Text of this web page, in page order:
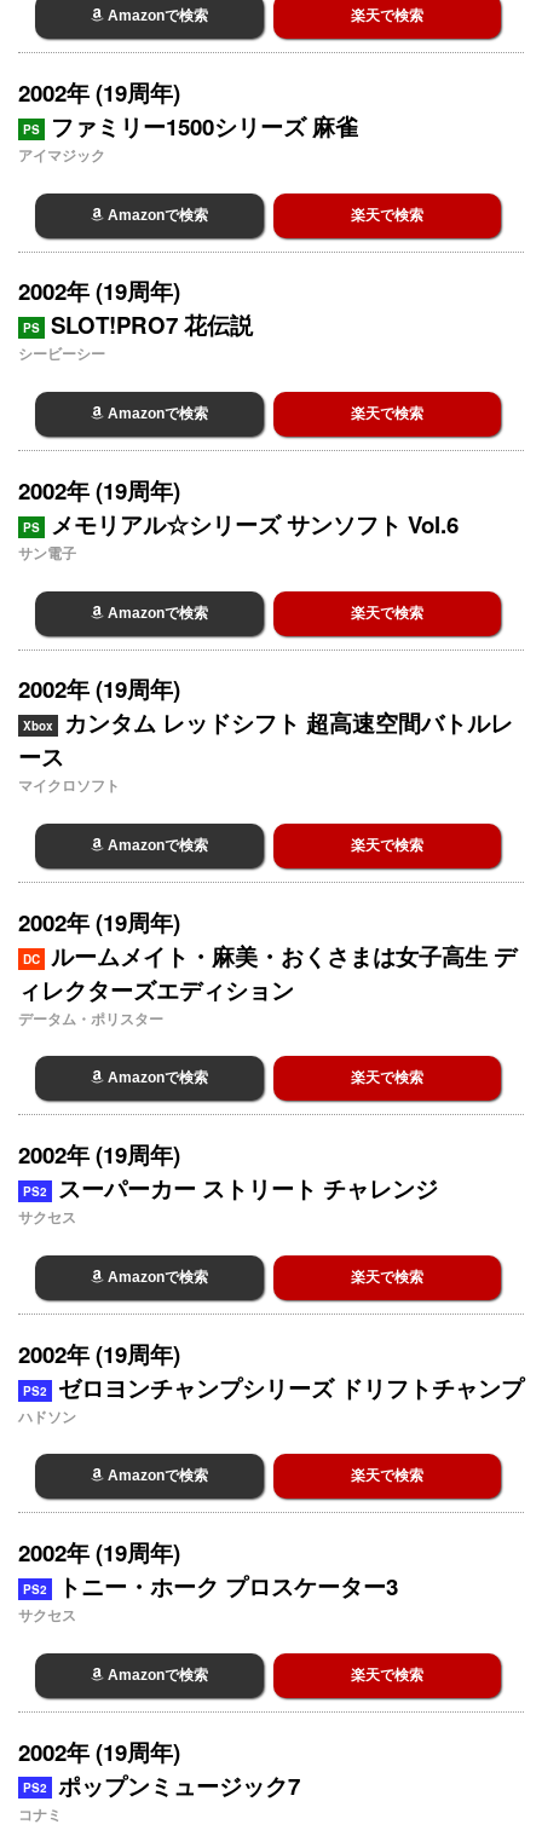
Amazonで検索 楽天で検索
2002年 (19周年)
PS ファミリー1500シリーズ 麻雀
アイマジック
Amazonで検索 楽天で検索
2002年 (19周年)
PS SLOT!PRO7 花伝説
シービーシー
Amazonで検索 楽天で検索
2002年 (19周年)
PS メモリアル☆シリーズ サンソフト Vol.6
サン電子
Amazonで検索 楽天で検索
2002年 (19周年)
Xbox
カンタム レッドシフト 超高速空間バトルレ
ース
マイクロソフト
Amazonで検索 楽天で検索
2002年 (19周年)
DC
ルームメイト・麻美・おくさまは女子高生 デ
ィレクターズエディション
データム・ポリスター
Amazonで検索 楽天で検索
2002年 (19周年)
PS2 スーパーカー ストリート チャレンジ
サクセス
Amazonで検索 楽天で検索
2002年 (19周年)
PS2 ゼロヨンチャンプシリーズ ドリフトチャンプ
ハドソン
Amazonで検索 楽天で検索
2002年 (19周年)
PS2 トニー・ホーク プロスケーター3
サクセス
Amazonで検索 楽天で検索
2002年 (19周年)
PS2 ポップンミュージック7
コナミ